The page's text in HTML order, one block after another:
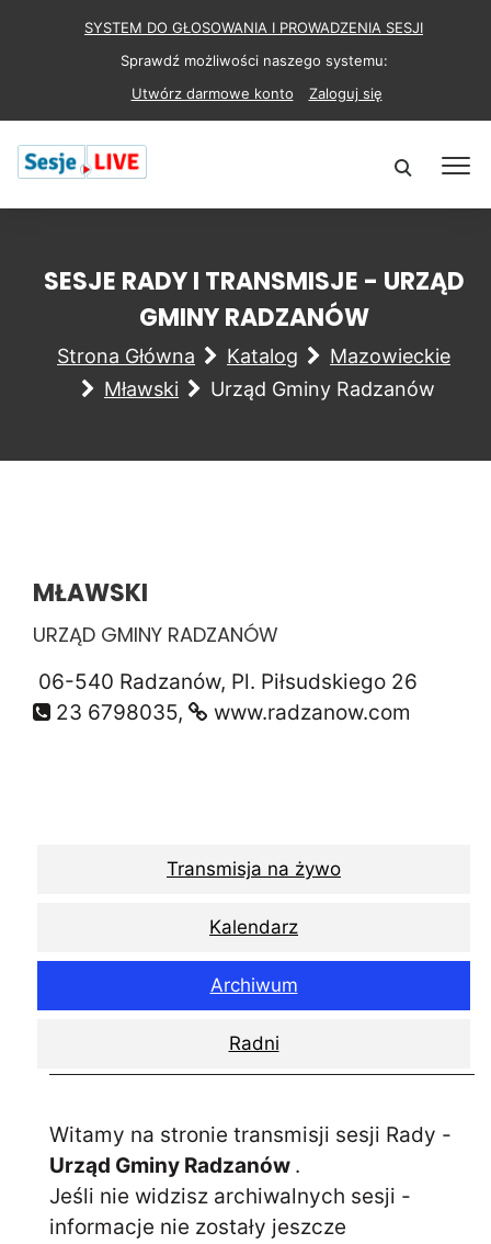
SYSTEM DO GŁOSOWANIA I PROWADZENIA SESJI
Sprawdź możliwości naszego systemu:
Utwórz darmowe konto
Zaloguj się
SESJE RADY I TRANSMISJE - URZĄD
GMINY RADZANÓW
Strona Główna Katalog
Mazowieckie
Mławski
Urząd Gminy Radzanów
MŁAWSKI
URZĄD GMINY RADZANÓW
06-540 Radzanów, Pl. Piłsudskiego 26
23 6798035,
www.radzanow.com
Transmisja na żywo
Kalendarz
Archiwum
Radni
Witamy na stronie transmisji sesji Rady -
Urząd Gminy Radzanów .
Jeśli nie widzisz archiwalnych sesji -
informacje nie zostały jeszcze